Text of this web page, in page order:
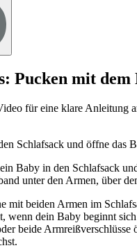
Pucken mit
für eine klare Anleitung
Schlafsack und öffne das
Baby in den Schlafsack
unter den Armen, über
mit beiden Armen im
wenn dein Baby beginnt
beide Armreißverschlüsse